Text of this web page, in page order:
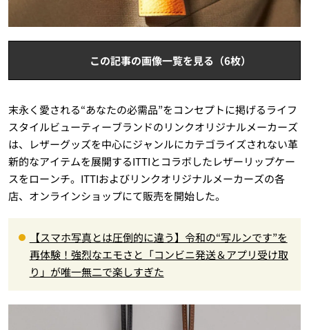
この記事の画像一覧を見る（6枚）
末永く愛される“あなたの必需品”をコンセプトに掲げるライフ
スタイルビューティーブランドのリンクオリジナルメーカーズ
は、レザーグッズを中心にジャンルにカテゴライズされない革
新的なアイテムを展開するITTIとコラボしたレザーリップケー
スをローンチ。ITTIおよびリンクオリジナルメーカーズの各
店、オンラインショップにて販売を開始した。
【スマホ写真とは圧倒的に違う】令和の“写ルンです”を
再体験！強烈なエモさと「コンビニ発送＆アプリ受け取
り」が唯一無二で楽しすぎた